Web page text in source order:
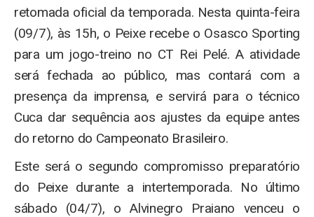
retomada oficial da temporada. Nesta quinta-feira
(09/7), às 15h, o Peixe recebe o Osasco Sporting
para um jogo-treino no CT Rei Pelé. A atividade
será fechada ao público, mas contará com a
presença da imprensa, e servirá para o técnico
Cuca dar sequência aos ajustes da equipe antes
do retorno do Campeonato Brasileiro.
Este será o segundo compromisso preparatório
do Peixe durante a intertemporada. No último
sábado (04/7), o Alvinegro Praiano venceu o